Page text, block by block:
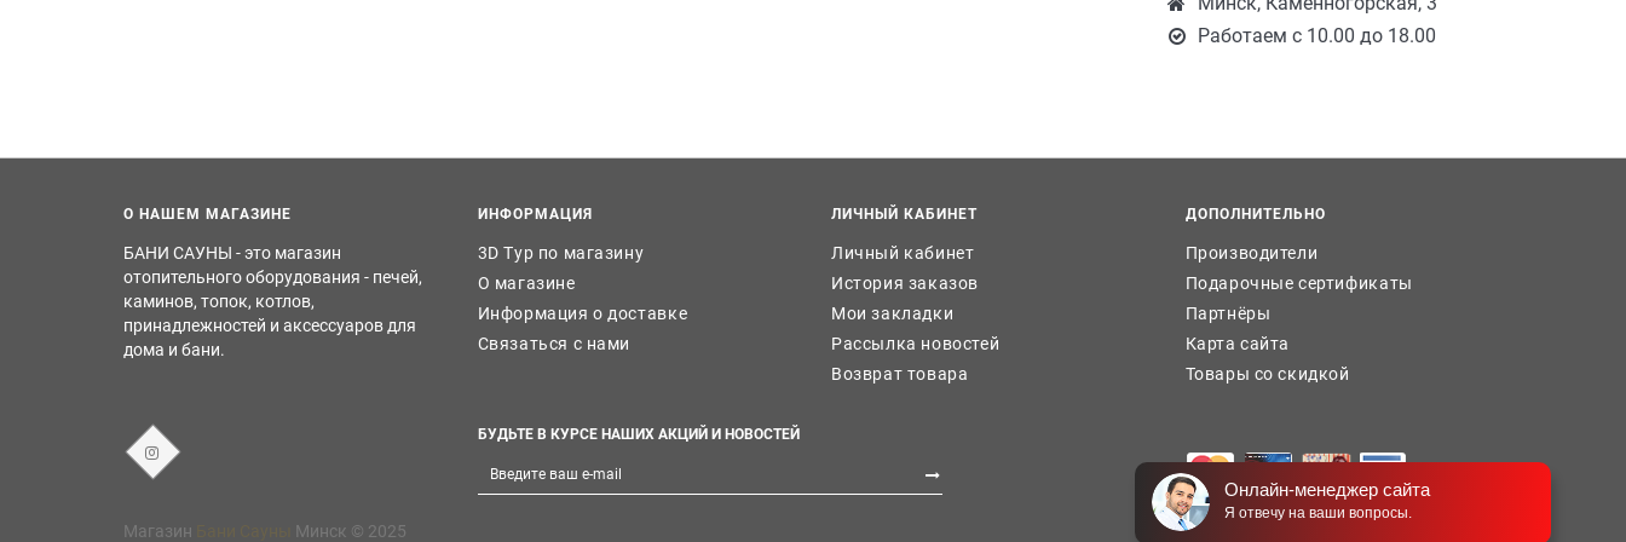
Работаем с 10.00 до 18.00
О НАШЕМ МАГАЗИНЕ
БАНИ САУНЫ - это магазин
отопительного оборудования - печей,
каминов, топок, котлов,
принадлежностей и аксессуаров для
дома и бани.
ИНФОРМАЦИЯ
3D Тур по магазину
О магазине
Информация о доставке
Связаться с нами
ЛИЧНЫЙ КАБИНЕТ
Личный кабинет
История заказов
Мои закладки
Рассылка новостей
Возврат товара
ДОПОЛНИТЕЛЬНО
Производители
Подарочные сертификаты
Партнёры
Карта сайта
Товары со скидкой
БУДЬТЕ В КУРСЕ НАШИХ АКЦИЙ И НОВОСТЕЙ
Магазин Минск © 2025
Онлайн-менеджер сайта
Я отвечу на ваши вопросы.